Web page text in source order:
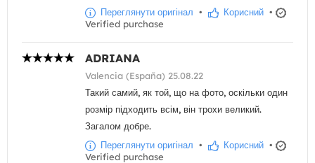
Переглянути оригінал • Корисний •
Verified purchase
ADRIANA
Valencia (España) 25.08.22
Такий самий, як той, що на фото, оскільки один
розмір підходить всім, він трохи великий.
Загалом добре.
Переглянути оригінал • Корисний •
Verified purchase